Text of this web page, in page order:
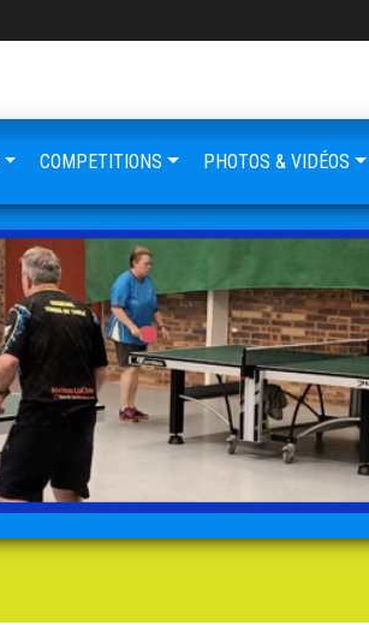
COMPETITIONS PHOTOS & VIDÉOS